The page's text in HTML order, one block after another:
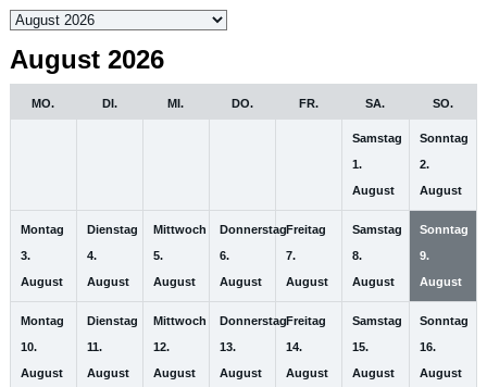
August 2026
MO. DI. MI. DO. FR. SA. SO.
Samstag
1.
August
Sonntag
2.
August
Montag
3.
August
Dienstag
4.
August
Mittwoch
5.
August
Donnerstag
6.
August
Freitag
7.
August
Samstag
8.
August
Sonntag
9.
August
Montag
10.
August
Dienstag
11.
August
Mittwoch
12.
August
Donnerstag
13.
August
Freitag
14.
August
Samstag
15.
August
Sonntag
16.
August